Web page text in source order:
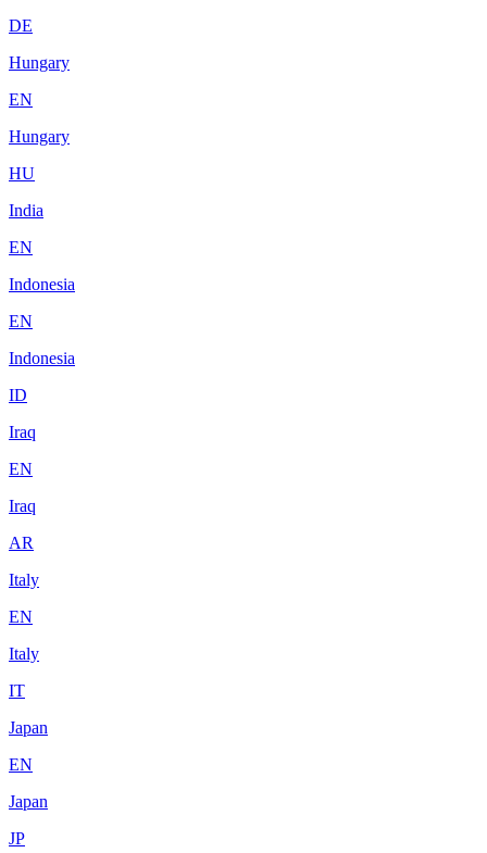
DE
Hungary
EN
Hungary
HU
India
EN
Indonesia
EN
Indonesia
ID
Iraq
EN
Iraq
AR
Italy
EN
Italy
IT
Japan
EN
Japan
JP